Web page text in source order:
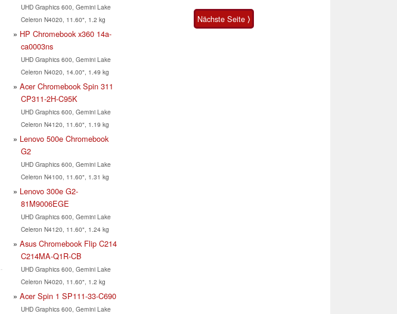
UHD Graphics 600, Gemini Lake
Celeron N4020, 11.60", 1.2 kg
HP Chromebook x360 14a-
ca0003ns
UHD Graphics 600, Gemini Lake
Celeron N4020, 14.00", 1.49 kg
Acer Chromebook Spin 311
CP311-2H-C95K
UHD Graphics 600, Gemini Lake
Celeron N4120, 11.60", 1.19 kg
Lenovo 500e Chromebook
G2
UHD Graphics 600, Gemini Lake
Celeron N4100, 11.60", 1.31 kg
Lenovo 300e G2-
81M9006EGE
UHD Graphics 600, Gemini Lake
Celeron N4120, 11.60", 1.24 kg
Asus Chromebook Flip C214
C214MA-Q1R-CB
UHD Graphics 600, Gemini Lake
Celeron N4020, 11.60", 1.2 kg
Acer Spin 1 SP111-33-C690
UHD Graphics 600, Gemini Lake
Smartphone im Test
Nächste Seite ⟩